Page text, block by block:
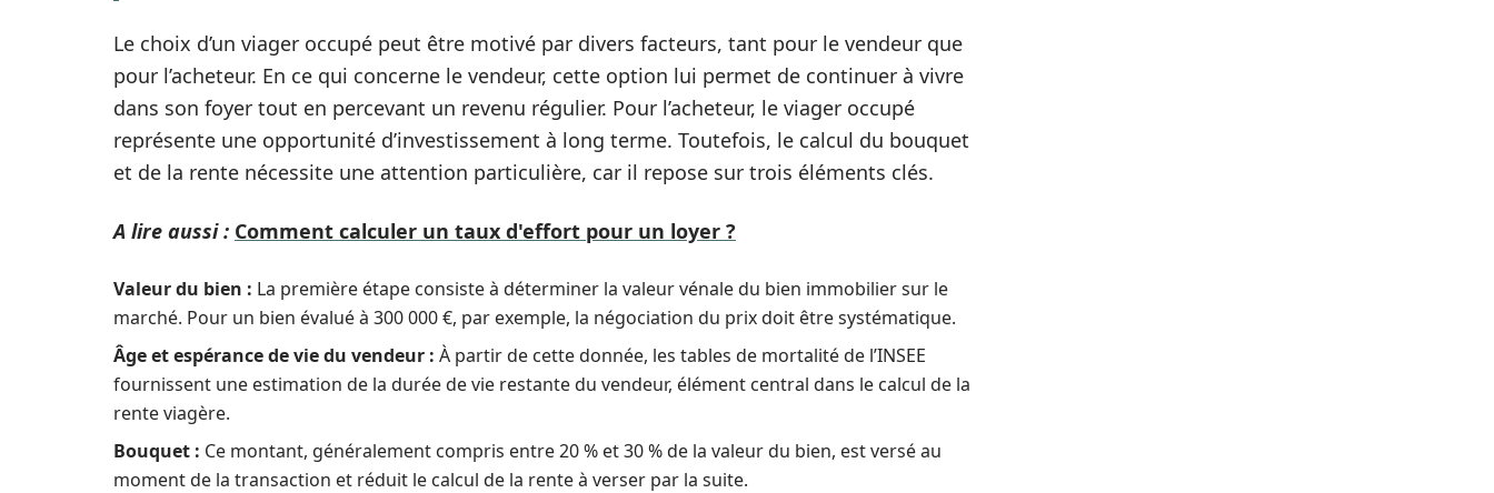
Le choix d’un viager occupé peut être motivé par divers facteurs, tant pour le vendeur que
pour l’acheteur. En ce qui concerne le vendeur, cette option lui permet de continuer à vivre
dans son foyer tout en percevant un revenu régulier. Pour l’acheteur, le viager occupé
représente une opportunité d’investissement à long terme. Toutefois, le calcul du bouquet
et de la rente nécessite une attention particulière, car il repose sur trois éléments clés.
A lire aussi : Comment calculer un taux d'effort pour un loyer ?
Valeur du bien : La première étape consiste à déterminer la valeur vénale du bien immobilier sur le
marché. Pour un bien évalué à 300 000 €, par exemple, la négociation du prix doit être systématique.
Âge et espérance de vie du vendeur : À partir de cette donnée, les tables de mortalité de l’INSEE
fournissent une estimation de la durée de vie restante du vendeur, élément central dans le calcul de la
rente viagère.
Bouquet : Ce montant, généralement compris entre 20 % et 30 % de la valeur du bien, est versé au
moment de la transaction et réduit le calcul de la rente à verser par la suite.